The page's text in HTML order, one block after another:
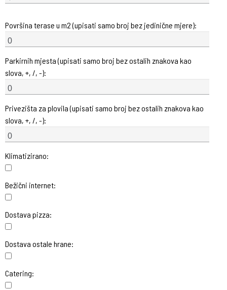
Površina terase u m2 (upisati samo broj bez jedinične mjere):
Parkirnih mjesta (upisati samo broj bez ostalih znakova kao
slova, +, /, -):
Privezišta za plovila (upisati samo broj bez ostalih znakova kao
slova, +, /, -):
Klimatizirano:
Bežični internet:
Dostava pizza:
Dostava ostale hrane:
Catering: